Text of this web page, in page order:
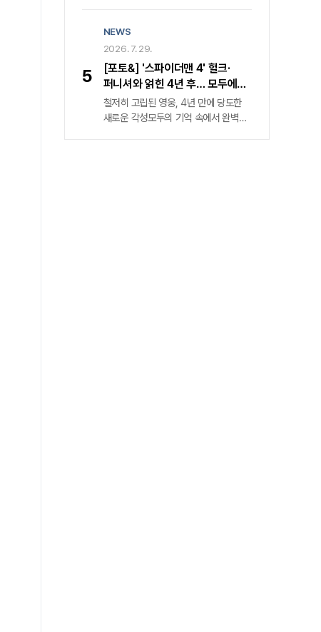
배경으로 왕가의 핏줄이 의문의 죽음을
당하는 저주에 맞서는 귀천과 궁녀 생강
역 노윤서의 이야기를 다뤘다.
뇽오까지, 내로라하는 할리우드
작품에서도 이렇게 많은 스타가 동시에
얼굴을 비추는 경우는 흔치 않다. 원작
호메로스의 「오디세이아」는 트로이
전쟁이 끝난 뒤 이타카로 돌아가려는
오디세우스의 10년에 걸친 귀향길을
그린 서사시인데, 그 여정에 등장하는
5
NEWS
2026. 7. 29.
[포토&] '스파이더맨 4' 헐크·
퍼니셔와 얽힌 4년 후… 모두에게
잊힌 영웅 '홀로서기'
철저히 고립된 영웅, 4년 만에 당도한
새로운 각성모두의 기억 속에서 완벽히